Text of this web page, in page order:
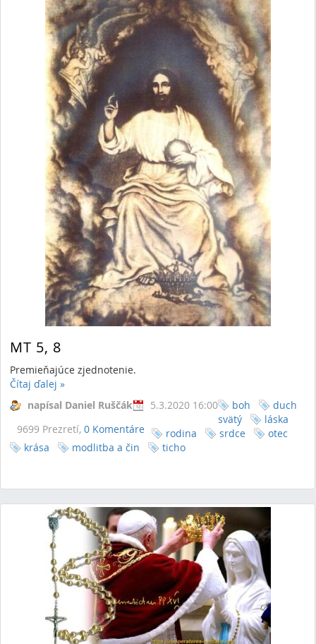
MT 5, 8
Premieňajúce zjednotenie.
Čítaj ďalej »
napísal Daniel Ruščák
5.3.2020 16:00
9699 Prezretí, 0 Komentáre
boh
duch
svätý
láska
rodina
srdce
otec
krása
modlitba a čin ticho